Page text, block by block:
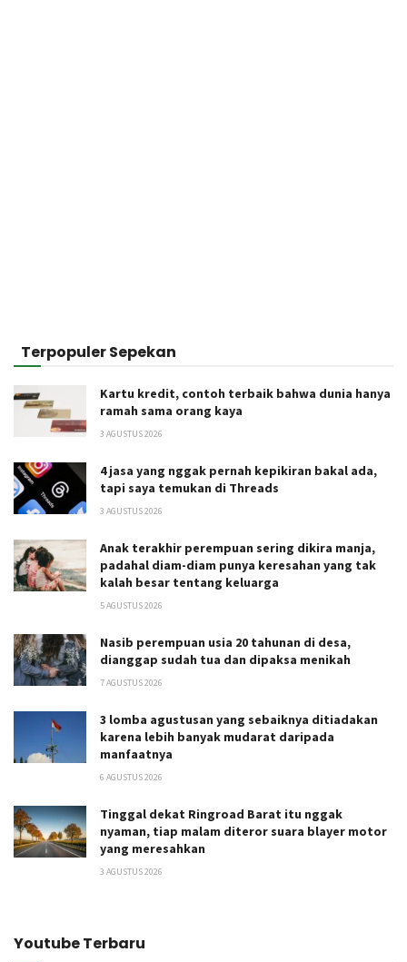
Terpopuler Sepekan
Kartu kredit, contoh terbaik bahwa dunia hanya
ramah sama orang kaya
3 AGUSTUS 2026
4 jasa yang nggak pernah kepikiran bakal ada,
tapi saya temukan di Threads
3 AGUSTUS 2026
Anak terakhir perempuan sering dikira manja,
padahal diam-diam punya keresahan yang tak
kalah besar tentang keluarga
5 AGUSTUS 2026
Nasib perempuan usia 20 tahunan di desa,
dianggap sudah tua dan dipaksa menikah
7 AGUSTUS 2026
3 lomba agustusan yang sebaiknya ditiadakan
karena lebih banyak mudarat daripada
manfaatnya
6 AGUSTUS 2026
Tinggal dekat Ringroad Barat itu nggak
nyaman, tiap malam diteror suara blayer motor
yang meresahkan
3 AGUSTUS 2026
Youtube Terbaru